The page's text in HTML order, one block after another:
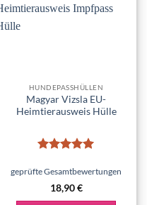
wishlist
HUNDEPASSHÜLLEN
Magyar Vizsla EU-
Heimtierausweis Hülle
mit5von
geprüfte Gesamtbewertungen
18,90€